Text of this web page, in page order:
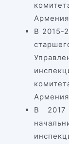
В 2015-
В 2017